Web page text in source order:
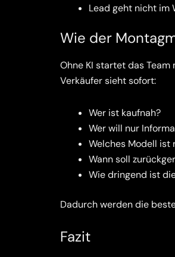
Lead geht nicht im
Wie der
Ohne KI startet das
Verkäufer sieht sofort:
Wer ist kaufnah?
Wer will nur
Welches Modell ist
Wann soll
Wie dringend ist
Dadurch werden die
Fazit